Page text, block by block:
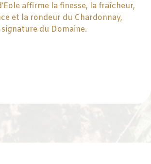
affirme la finesse, la fraîcheur,
et la rondeur du Chardonnay,
du Domaine.